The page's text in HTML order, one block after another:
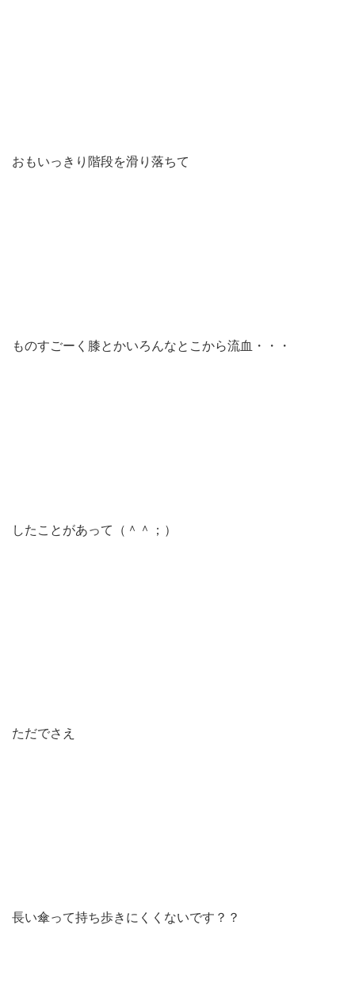
おもいっきり階段を滑り落ちて
ものすごーく膝とかいろんなとこから流血・・・
したことがあって（＾＾；）
ただでさえ
長い傘って持ち歩きにくくないです？？